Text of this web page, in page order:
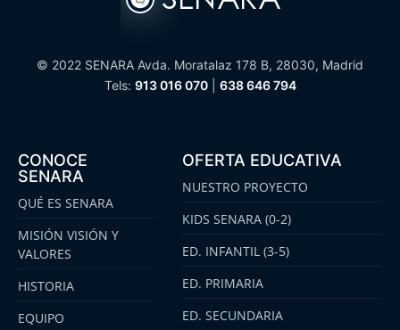
© 2022 SENARA Avda. Moratalaz 178 B, 28030, Madrid
Tels: 913 016 070| 638 646 794
CONOCE
SENARA
QUÉ ES SENARA
MISIÓN VISIÓN Y
VALORES
HISTORIA
EQUIPO
OFERTA EDUCATIVA
NUESTRO PROYECTO
KIDS SENARA (0-2)
ED. INFANTIL (3-5)
ED. PRIMARIA
ED. SECUNDARIA